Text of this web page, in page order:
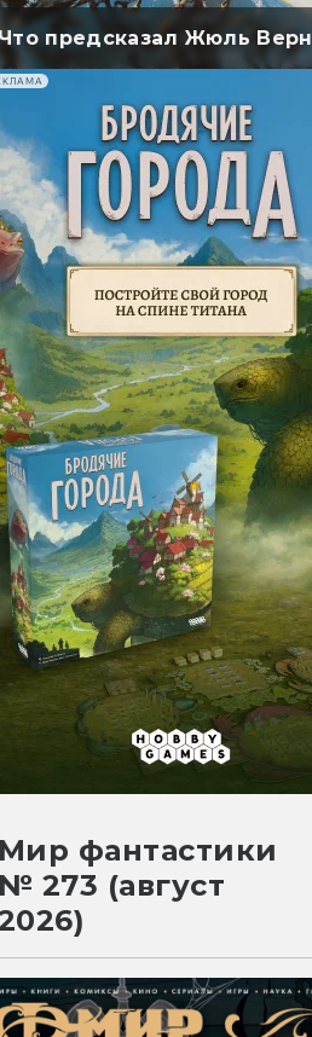
Что предсказал Жюль Верн
Мир фантастики
№ 273 (август